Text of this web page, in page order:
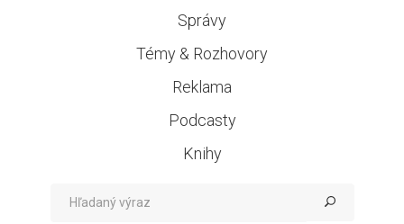
Správy
Témy & Rozhovory
Reklama
Podcasty
Knihy